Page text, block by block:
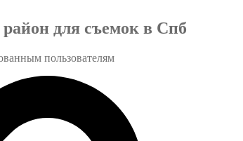
для съемок в Спб
пользователям